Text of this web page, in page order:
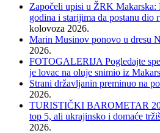
Započeli upisi u ŽRK Makarska:
godina i starijima da postanu dio
kolovoza 2026.
Marin Musinov ponovo u dresu
2026.
FOTOGALERIJA Pogledajte
je lovac na oluje snimio iz
Strani državljanin preminuo na
2026.
TURISTIČKI BAROMETAR
top 5, ali ukrajinsko i domaće
2026.